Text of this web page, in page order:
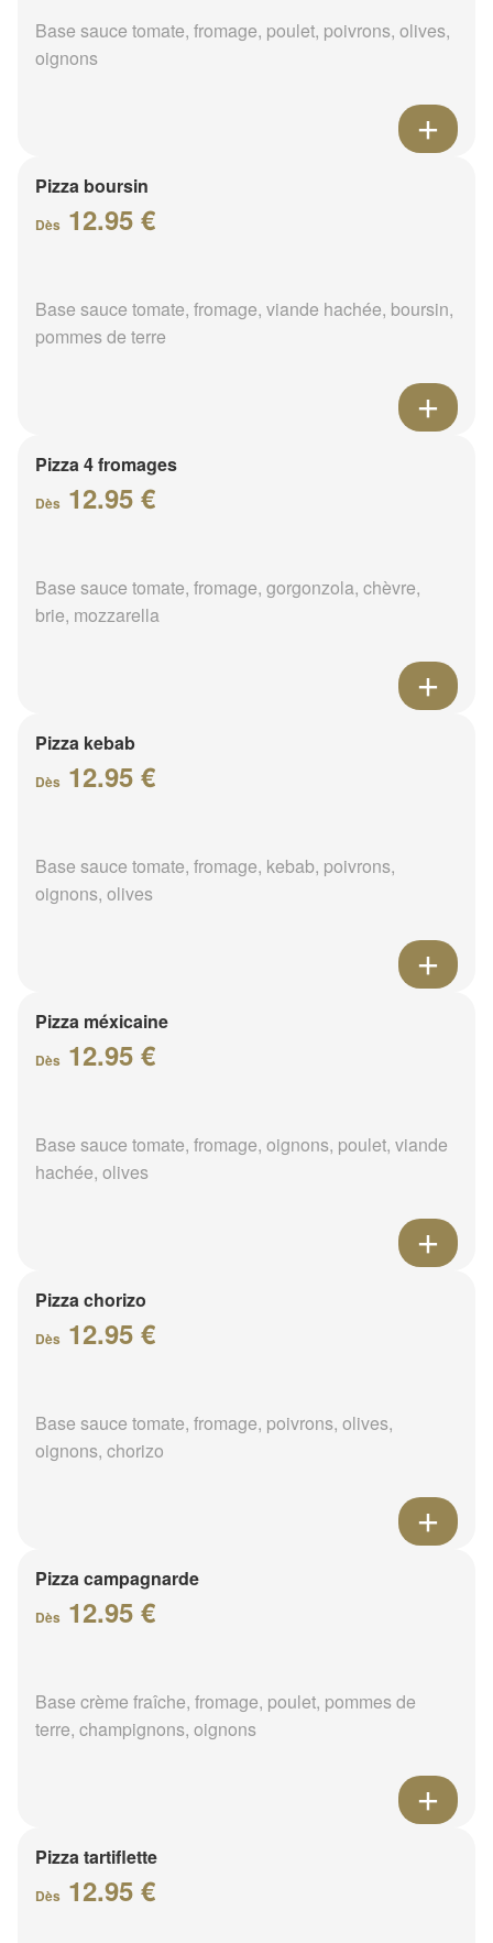
Base sauce tomate, fromage, poulet, poivrons, olives,
oignons
Pizza boursin
Dès 12.95 €
Base sauce tomate, fromage, viande hachée, boursin,
pommes de terre
Pizza 4 fromages
Dès 12.95 €
Base sauce tomate, fromage, gorgonzola, chèvre,
brie, mozzarella
Pizza kebab
Dès 12.95 €
Base sauce tomate, fromage, kebab, poivrons,
oignons, olives
Pizza méxicaine
Dès 12.95 €
Base sauce tomate, fromage, oignons, poulet, viande
hachée, olives
Pizza chorizo
Dès 12.95 €
Base sauce tomate, fromage, poivrons, olives,
oignons, chorizo
Pizza campagnarde
Dès 12.95 €
Base crème fraîche, fromage, poulet, pommes de
terre, champignons, oignons
Pizza tartiflette
Dès 12.95 €